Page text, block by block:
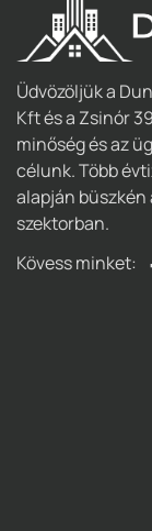
Üdvözöljük a
Kft és a Zsinór
minőség és az
célunk. Több
alapján
szektorban.
Kövess minket: